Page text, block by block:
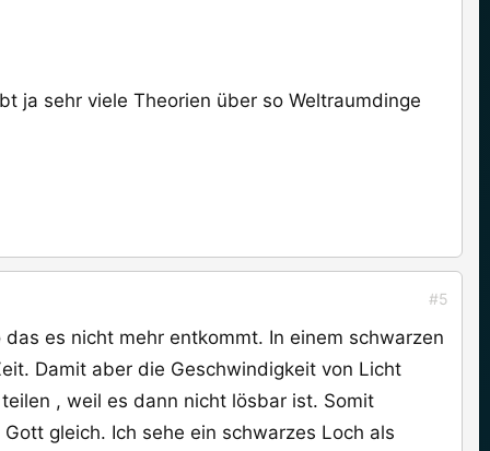
ja sehr viele Theorien über so Weltraumdinge
#5
es nicht mehr entkommt. In einem schwarzen
Damit aber die Geschwindigkeit von Licht
, weil es dann nicht lösbar ist. Somit
gleich. Ich sehe ein schwarzes Loch als